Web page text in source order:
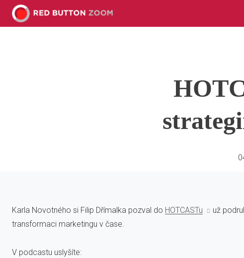
Karla Novotného si Filip Dřímalka pozval do HOTCASTu
už
transformaci marketingu v čase.
V podcastu uslyšíte: